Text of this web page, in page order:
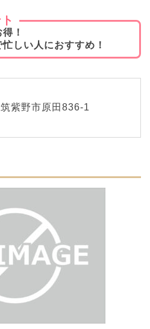
！
しい人におすすめ！
紫野市原田836-1